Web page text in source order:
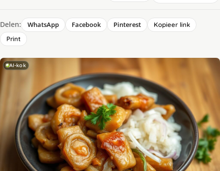
Delen: WhatsApp Facebook Pinterest
Kopieer link
Print
AI-kok